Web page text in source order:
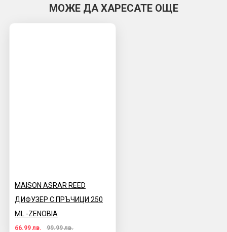
МОЖЕ ДА ХАРЕСАТЕ ОЩЕ
MAISON ASRAR REED
ДИФУЗЕР С ПРЪЧИЦИ 250
ML -ZENOBIA
66.99 лв. 99.99 лв.